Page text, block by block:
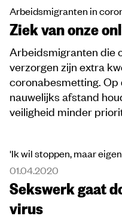
Arbeidsmigranten in
Ziek van onze
Arbeidsmigranten die
verzorgen zijn extra
coronabesmetting.
nauwelijks afstand
veiligheid minder
'Ik wil stoppen, maar
01.04.2020
Sekswerk gaat
virus